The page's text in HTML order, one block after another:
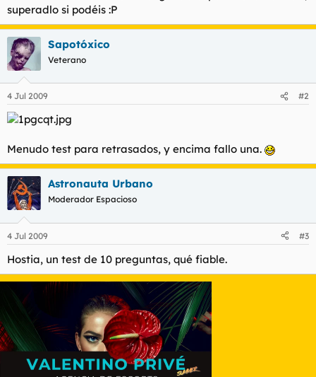
superadlo si podéis :P
Sapotóxico
Veterano
4 Jul 2009 #2
Menudo test para retrasados, y encima fallo una.
Astronauta Urbano
Moderador Espacioso
4 Jul 2009 #3
Hostia, un test de 10 preguntas, qué fiable.